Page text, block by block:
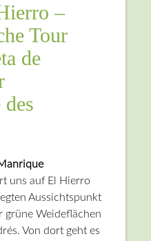
–
Tour
de
uns auf El Hierro
Aussichtspunkt
grüne Weideflächen
Von dort geht es